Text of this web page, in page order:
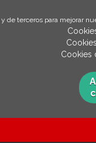
de terceros para mejorar
Cookies